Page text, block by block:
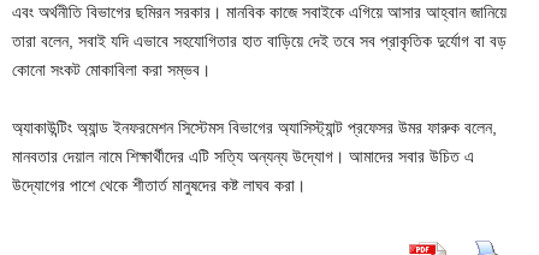
এবং অর্থনীতি বিভাগের ছমিরন সরকার। মানবিক কাজে সবাইকে এগিয়ে আসার আহ্বান জানিয়ে
তারা বলেন, সবাই যদি এভাবে সহযোগিতার হাত বাড়িয়ে দেই তবে সব প্রাকৃতিক দুর্যোগ বা বড়
কোনো সংকট মোকাবিলা করা সম্ভব।
অ্যাকাউন্টিং অ্যান্ড ইনফরমেশন সিস্টেমস বিভাগের অ্যাসিস্ট্যান্ট প্রফেসর উমর ফারুক বলেন,
মানবতার দেয়াল নামে শিক্ষার্থীদের এটি সত্যি অন্যন্য উদ্যোগ। আমাদের সবার উচিত এ
উদ্যোগের পাশে থেকে শীতার্ত মানুষদের কষ্ট লাঘব করা।